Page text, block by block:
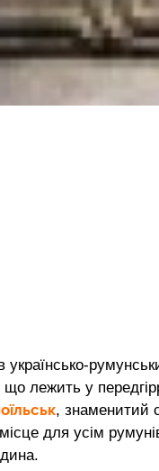
українсько-
лежить у
, знаменитий
для усім